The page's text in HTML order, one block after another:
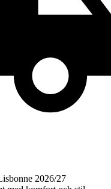
2026/27